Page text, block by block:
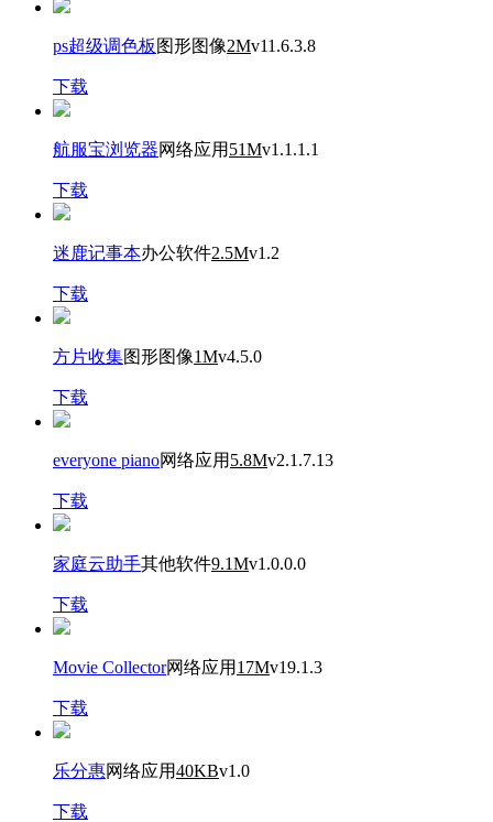
ps超级调色板 图形图像2Mv11.6.3.8
下载
航服宝浏览器网络应用 51Mv1.1.1.1
下载
迷鹿记事本办公软件2.5Mv1.2
下载
方片收集图形图像1Mv4.5.0
下载
everyone piano网络应用 5.8Mv2.1.7.13
下载
家庭云助手其他软件9.1Mv1.0.0.0
下载
Movie Collector网络应用 17Mv19.1.3
下载
乐分惠网络应用40KBv1.0
下载